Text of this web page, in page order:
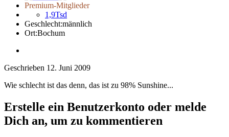
Premium-Mitglieder
1,9Tsd
Geschlecht:männlich
Ort:Bochum
Geschrieben 12. Juni 2009
Wie schlecht ist das denn, das ist zu 98% Sunshine...
Erstelle ein Benutzerkonto oder melde
Dich an, um zu kommentieren